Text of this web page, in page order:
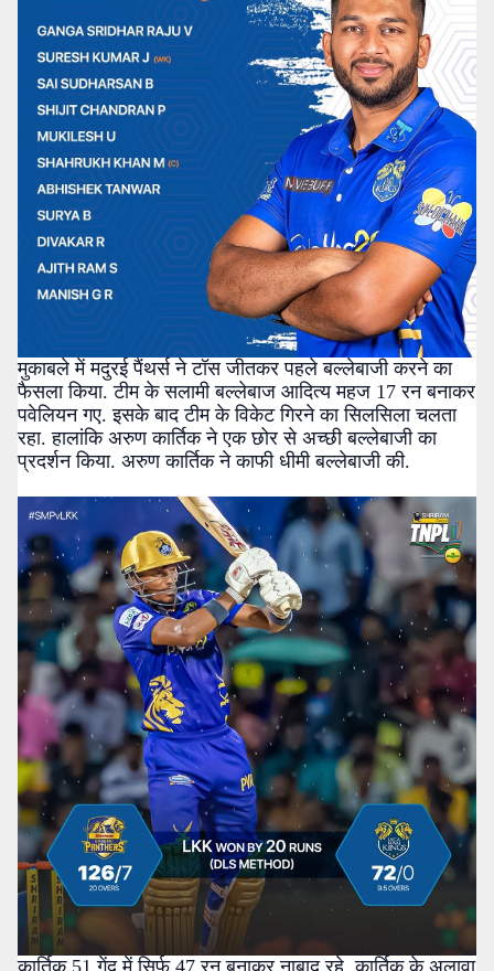
मुकाबले में मदुरई पैंथर्स ने टॉस जीतकर पहले बल्लेबाजी करने का
फैसला किया. टीम के सलामी बल्लेबाज आदित्य महज 17 रन बनाकर
पवेलियन गए. इसके बाद टीम के विकेट गिरने का सिलसिला चलता
रहा. हालांकि अरुण कार्तिक ने एक छोर से अच्छी बल्लेबाजी का
प्रदर्शन किया. अरुण कार्तिक ने काफी धीमी बल्लेबाजी की.
कार्तिक 51 गेंद में सिर्फ 47 रन बनाकर नाबाद रहे. कार्तिक के अलावा